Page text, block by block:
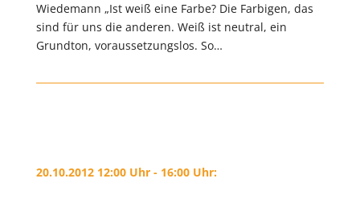
Wiedemann „Ist weiß eine Farbe? Die Farbigen, das
sind für uns die anderen. Weiß ist neutral, ein
Grundton, voraussetzungslos. So…
20.10.2012 12:00 Uhr - 16:00 Uhr: